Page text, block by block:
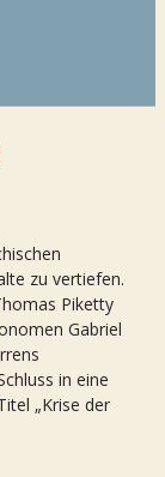
zu vertiefen.
Piketty
Gabriel
in eine
„Krise der